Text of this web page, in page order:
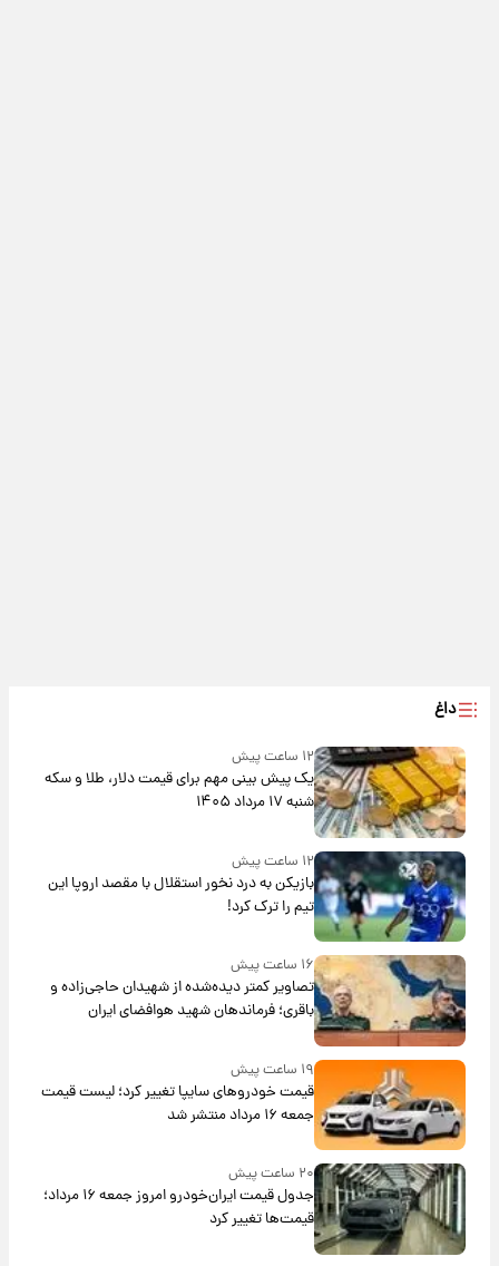
داغ
۱۲ ساعت پیش
یک پیش ‌بینی مهم برای قیمت دلار، طلا و سکه
شنبه ۱۷ مرداد ۱۴۰۵
۱۲ ساعت پیش
بازیکن به درد نخور استقلال با مقصد اروپا این
تیم را ترک کرد!
۱۶ ساعت پیش
تصاویر کمتر دیده‌شده از شهیدان حاجی‌زاده و
باقری؛ فرماندهان شهید هوافضای ایران
۱۹ ساعت پیش
قیمت خودروهای سایپا تغییر کرد؛ لیست قیمت
جمعه ۱۶ مرداد منتشر شد
۲۰ ساعت پیش
جدول قیمت ایران‌خودرو امروز جمعه ۱۶ مرداد؛
قیمت‌ها تغییر کرد